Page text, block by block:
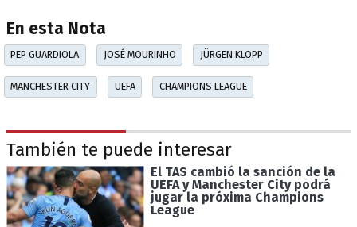
En esta Nota
PEP GUARDIOLA JOSÉ MOURINHO JÜRGEN KLOPP
MANCHESTER CITY UEFA CHAMPIONS LEAGUE
También te puede interesar
El TAS cambió la sanción de la
UEFA y Manchester City podrá
jugar la próxima Champions
League